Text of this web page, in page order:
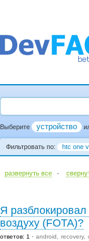
Выберите устройство
Фильтровать по: htc one v
развернуть все ·
Я разблокировал
воздуху (FOTA)?
ответов: 1 android recovery